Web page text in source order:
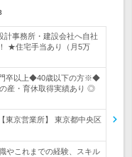
計事務所・建設会社へ自社
★住宅手当あり（月5万
門卒以上◆40歳以下の方※◆
産・育休取得実績あり ◎
京営業所】 東京都中央区
やこれまでの経験、スキル